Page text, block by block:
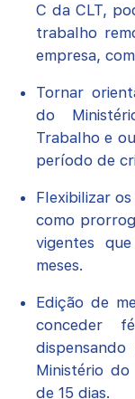
C da CLT,
trabalho
empresa,
Tornar
do
Trabalho e
período de
Flexibilizar
como
vigentes
meses.
Edição de
conceder
Ministério
de 15 dias.